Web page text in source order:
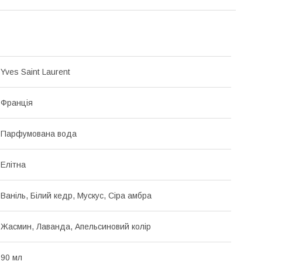
Yves Saint Laurent
Франція
Парфумована вода
Елітна
Ваніль, Білий кедр, Мускус, Сіра амбра
Жасмин, Лаванда, Апельсиновий колір
90 мл